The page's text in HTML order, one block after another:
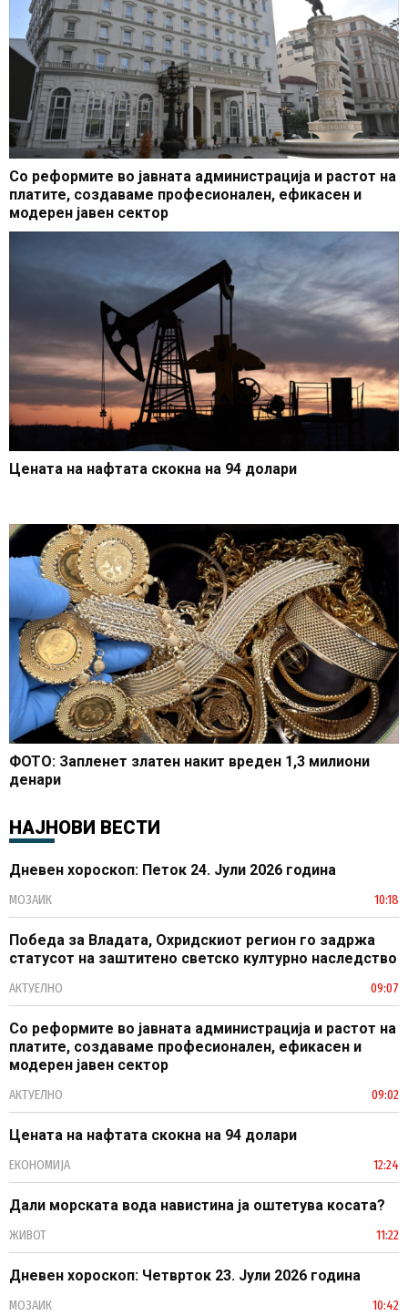
Со реформите во јавната администрација и растот на
платите, создаваме професионален, ефикасен и
модерен јавен сектор
Цената на нафтата скокна на 94 долари
ФОТО: Запленет златен накит вреден 1,3 милиони
денари
НАЈНОВИ ВЕСТИ
Дневен хороскоп: Петок 24. Јули 2026 година
МОЗАИК 10:18
Победа за Владата, Охридскиот регион го задржа
статусот на заштитено светско културно наследство
АКТУЕЛНО 09:07
Со реформите во јавната администрација и растот на
платите, создаваме професионален, ефикасен и
модерен јавен сектор
АКТУЕЛНО 09:02
Цената на нафтата скокна на 94 долари
ЕКОНОМИЈА 12:24
Дали морската вода навистина ја оштетува косата?
ЖИВОТ 11:22
Дневен хороскоп: Четврток 23. Јули 2026 година
МОЗАИК 10:42